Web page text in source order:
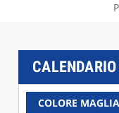
COLORE MAGLIA